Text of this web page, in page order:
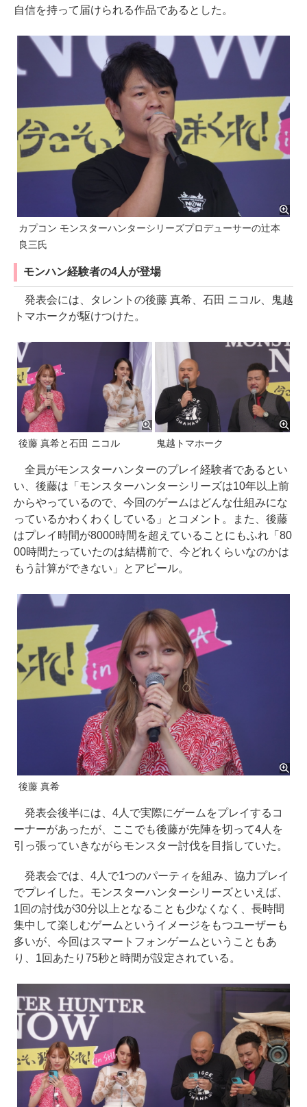
自信を持って届けられる作品であるとした。
カプコン モンスターハンターシリーズプロデューサーの辻本
良三氏
モンハン経験者の4人が登場
発表会には、タレントの後藤 真希、石田 ニコル、鬼越
トマホークが駆けつけた。
後藤 真希と石田 ニコル 鬼越トマホーク
全員がモンスターハンターのプレイ経験者であるとい
い、後藤は「モンスターハンターシリーズは10年以上前
からやっているので、今回のゲームはどんな仕組みにな
っているかわくわくしている」とコメント。また、後藤
はプレイ時間が8000時間を超えていることにもふれ「80
00時間たっていたのは結構前で、今どれくらいなのかは
もう計算ができない」とアピール。
後藤 真希
発表会後半には、4人で実際にゲームをプレイするコ
ーナーがあったが、ここでも後藤が先陣を切って4人を
引っ張っていきながらモンスター討伐を目指していた。
発表会では、4人で1つのパーティを組み、協力プレイ
でプレイした。モンスターハンターシリーズといえば、
1回の討伐が30分以上となることも少なくなく、長時間
集中して楽しむゲームというイメージをもつユーザーも
多いが、今回はスマートフォンゲームということもあ
り、1回あたり75秒と時間が設定されている。